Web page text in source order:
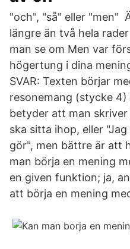
"och", "så" eller "men"
längre än två hela
man se om Men var
högertung i dina
SVAR: Texten börjar
resonemang (stycke
betyder att man
ska sitta ihop, eller
gör", men bättre är att
man börja en mening
en given funktion; ja,
att börja en mening